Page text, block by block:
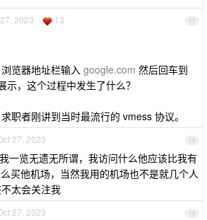
17
2023 13
览器地址栏输入 google.com 然后回车到
示，这个过程中发生了什么？
职者刚讲到当时最流行的 vmess 协议。
18
27, 2023
一览无遗无所谓，我访问什么他应该比我有
买他机场，当然我用的机场也不是就几个人
太会关注我
19
27, 2023